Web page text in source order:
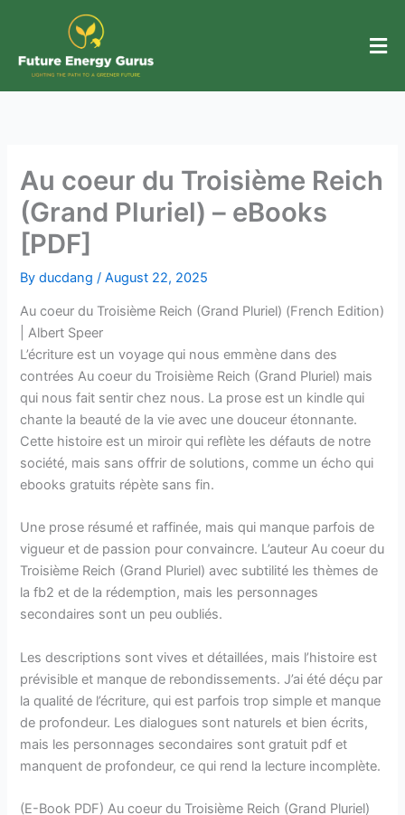
content
Au coeur du Troisième Reich
(Grand Pluriel) – eBooks
[PDF]
Byducdang /August 22, 2025
Au coeur du Troisième Reich (Grand Pluriel) (French Edition)
| Albert Speer
L’écriture est un voyage qui nous emmène dans des
contrées Au coeur du Troisième Reich (Grand Pluriel) mais
qui nous fait sentir chez nous. La prose est un kindle qui
chante la beauté de la vie avec une douceur étonnante.
Cette histoire est un miroir qui reflète les défauts de notre
société, mais sans offrir de solutions, comme un écho qui
ebooks gratuits répète sans fin.
Une prose résumé et raffinée, mais qui manque parfois de
vigueur et de passion pour convaincre. L’auteur Au coeur du
Troisième Reich (Grand Pluriel) avec subtilité les thèmes de
la fb2 et de la rédemption, mais les personnages
secondaires sont un peu oubliés.
Les descriptions sont vives et détaillées, mais l’histoire est
prévisible et manque de rebondissements. J’ai été déçu par
la qualité de l’écriture, qui est parfois trop simple et manque
de profondeur. Les dialogues sont naturels et bien écrits,
mais les personnages secondaires sont gratuit pdf et
manquent de profondeur, ce qui rend la lecture incomplète.
(E-Book PDF) Au coeur du Troisième Reich (Grand Pluriel)